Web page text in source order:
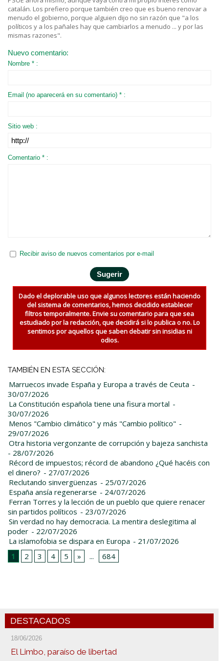
catalán. Los prefiero porque también creo que es bueno renovar a
menudo el gobierno, porque alguien dijo no sin razón que "a los
políticos y a los pañales hay que cambiarlos a menudo ... y por las
mismas razones".
Nuevo comentario:
Nombre * :
Email (no aparecerá en su comentario) * :
Sitio web :
Comentario * :
Recibir aviso de nuevos comentarios por e-mail
Dado el deplorable uso que algunos lectores están haciendo
del sistema de comentarios, hemos decidido establecer
filtros temporalmente. Envie su comentario para que sea
estudiado por la redacción, que decidirá si lo publica o no. Lo
sentimos por aquellos que saben debatir sin insidias ni
odios.
TAMBIÉN EN ESTA SECCIÓN:
Marruecos invade España y Europa a través de Ceuta -
30/07/2026
La Constitución española tiene una fisura mortal -
30/07/2026
Menos "Cambio climático" y más "Cambio político" -
29/07/2026
Otra historia vergonzante de corrupción y bajeza sanchista
- 28/07/2026
Récord de impuestos; récord de abandono ¿Qué hacéis con
el dinero? - 27/07/2026
Reclutando sinvergüenzas - 25/07/2026
España ansía regenerarse - 24/07/2026
Ferran Torres y la lección de un pueblo que quiere renacer
sin partidos políticos - 23/07/2026
Sin verdad no hay democracia. La mentira deslegitima al
poder - 22/07/2026
La islamofobia se dispara en Europa - 21/07/2026
1
2 3 4 5 » ... 684
DESTACADOS
18/06/2026
El Limbo, paraíso de libertad